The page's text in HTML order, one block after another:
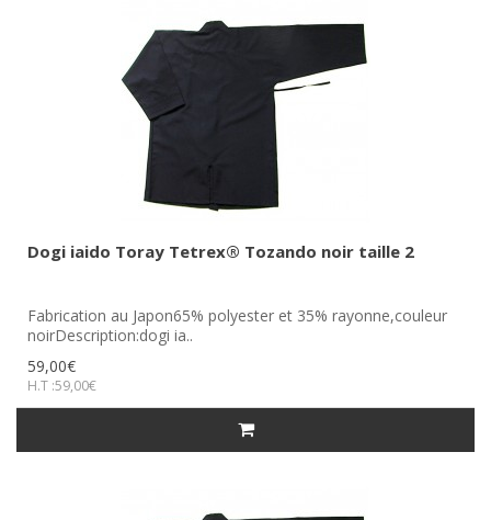
Dogi iaido Toray Tetrex® Tozando noir taille 2
Fabrication au Japon65% polyester et 35% rayonne,couleur
noirDescription:dogi ia..
59,00€
H.T :59,00€